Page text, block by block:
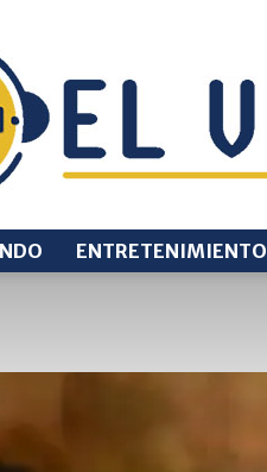
ENTRETENIMIENTO